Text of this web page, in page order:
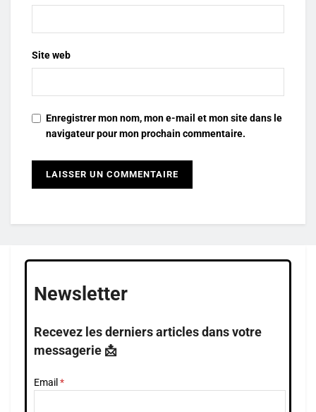
Site web
Enregistrer mon nom, mon e-mail et mon site dans le
navigateur pour mon prochain commentaire.
Newsletter
Recevez les derniers articles dans votre
messagerie 📩
Email